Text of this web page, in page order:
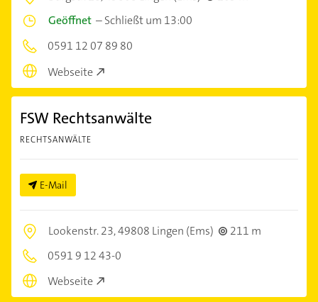
Geöffnet –Schließt um 13:00
0591 12 07 89 80
Webseite
FSW Rechtsanwälte
RECHTSANWÄLTE
E-Mail
Lookenstr. 23,49808 Lingen (Ems)
211 m
0591 9 12 43-0
Webseite